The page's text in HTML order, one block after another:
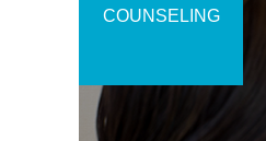
6月初めに1センチ越と思わ
れるとても大きい口内炎が
COUNSELING